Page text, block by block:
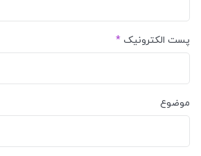
پست الکترونیک *
موضوع